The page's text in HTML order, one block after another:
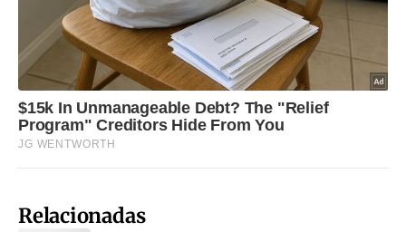
Relacionadas